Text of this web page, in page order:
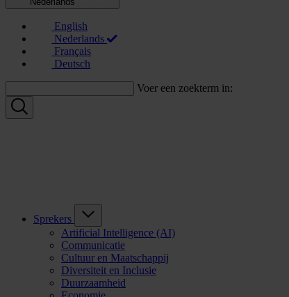
English
Nederlands
Français
Deutsch
Voer een zoekterm in:
Sprekers
Artificial Intelligence (AI)
Communicatie
Cultuur en Maatschappij
Diversiteit en Inclusie
Duurzaamheid